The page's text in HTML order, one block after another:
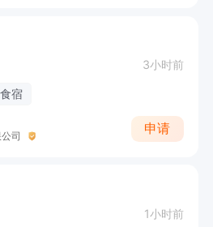
3小时前
宿
司
申请
1小时前